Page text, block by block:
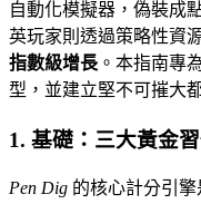
自動化模擬器，偽裝成
英玩家則透過策略性資
指數級增長 。本指南專
型，並建立堅不可摧大
1. 基礎：三大黃金
Pen Dig 的核心計分引擎